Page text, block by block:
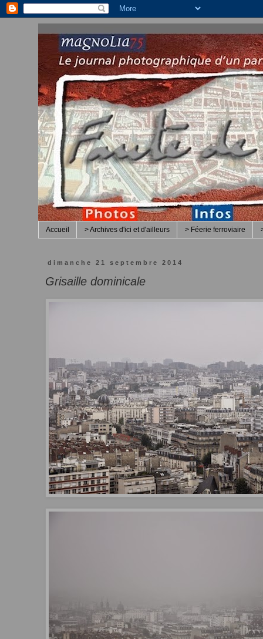
Accueil > Archives d'ici et d'ailleurs > Féerie ferroviaire
dimanche 21 septembre 2014
Grisaille dominicale